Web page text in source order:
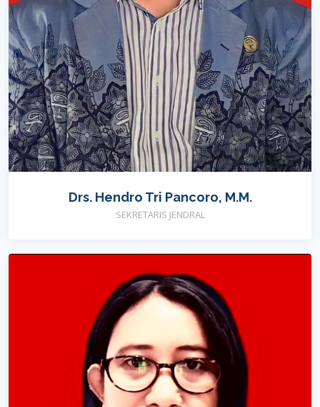
Drs. Hendro Tri Pancoro, M.M.
SEKRETARIS JENDRAL